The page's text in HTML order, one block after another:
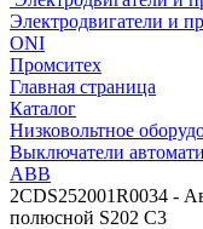
Электродвигатели и
ONI
Промситех
Главная страница
Каталог
Низковольтное
Выключатели
ABB
2CDS252001R0034 -
полюсной S202 C3